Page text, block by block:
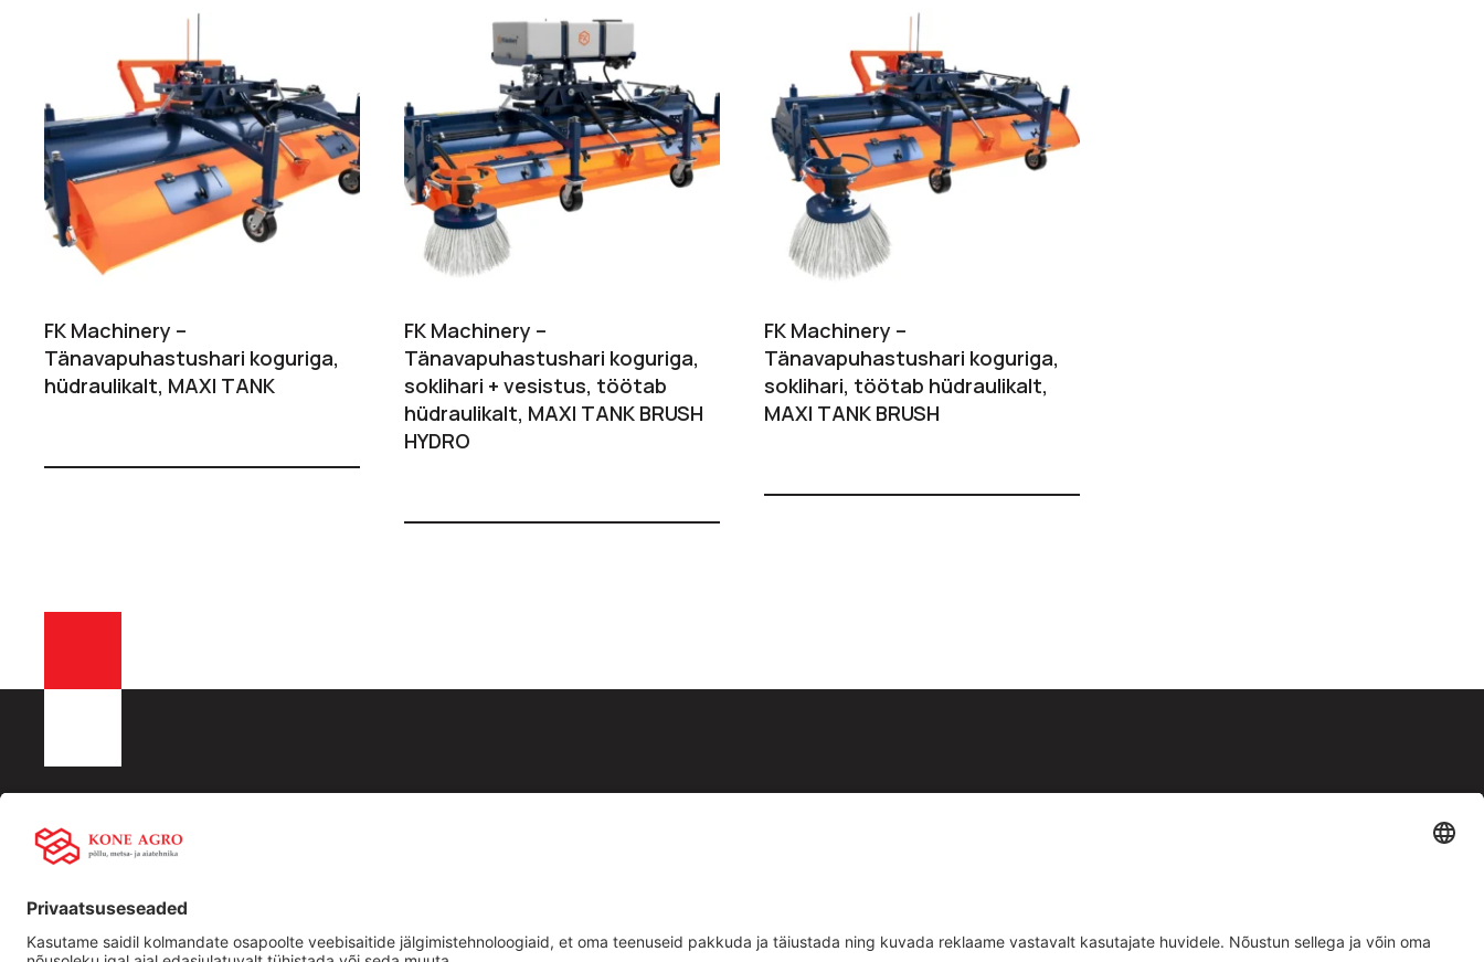
FK Machinery –
Tänavapuhastushari koguriga,
hüdraulikalt, MAXI TANK
FK Machinery –
Tänavapuhastushari koguriga,
soklihari + vesistus, töötab
hüdraulikalt, MAXI TANK BRUSH
HYDRO
FK Machinery –
Tänavapuhastushari koguriga,
soklihari, töötab hüdraulikalt,
MAXI TANK BRUSH
Registrikood: 16532288
Männiku tee 104, 11216,Tallinn
+372 506 2352
SEB
Kasutatud
Kontakt